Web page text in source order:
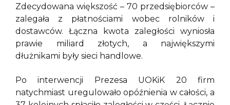
Zdecydowana większość – 70 przedsiębiorców –
zalegała z płatnościami wobec rolników i
dostawców. Łączna kwota zaległości wyniosła
prawie miliard złotych, a największymi
dłużnikami były sieci handlowe.
Po interwencji Prezesa UOKiK 20 firm
natychmiast uregulowało opóźnienia w całości, a